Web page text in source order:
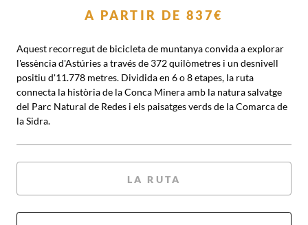
A PARTIR DE837€
Aquest recorregut de bicicleta de muntanya convida a explorar
l'essència d'Astúries a través de 372 quilòmetres i un desnivell
positiu d'11.778 metres. Dividida en 6 o 8 etapes, la ruta
connecta la història de la Conca Minera amb la natura salvatge
del Parc Natural de Redes i els paisatges verds de la Comarca de
la Sidra.
LA RUTA